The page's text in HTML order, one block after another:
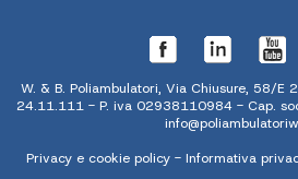
W. & B. Poliambulatori, Via Chiusure, 58/E
24.11.111 - P. iva 02938110984 - Cap.
Privacy e cookie policy - Informativa